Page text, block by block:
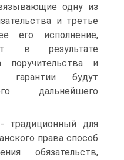
одну из
и третье
его исполнение,
в результате
поручительства и
гарантии будут
дальнейшего
традиционный для
права способ
обязательств,